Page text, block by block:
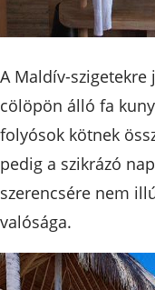
A Maldív-
cölöpön álló fa
folyósok kötnek
pedig a szikrázó
szerencsére nem
valósága.